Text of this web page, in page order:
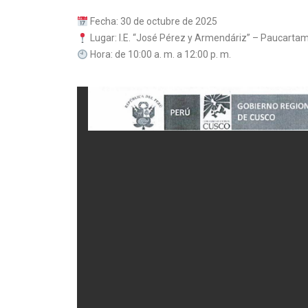
Fecha: 30 de octubre de 2025
Lugar: I.E. “José Pérez y Armendáriz” –
Hora: de 10:00 a. m. a 12:00 p. m.